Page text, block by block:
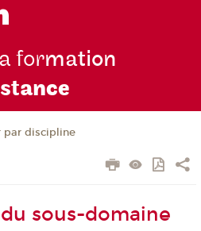
formation
ance
par discipline
sous-domaine